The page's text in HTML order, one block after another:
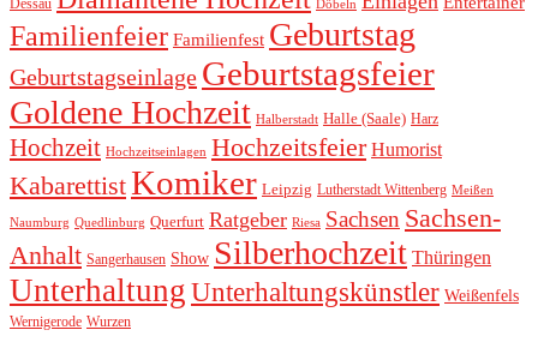
Dessau
Döbeln
Familienfeier Familienfest Geburtstag
Geburtstagseinlage Geburtstagsfeier
Goldene Hochzeit Halberstadt Halle (Saale) Harz
Hochzeit Hochzeitseinlagen Hochzeitsfeier Humorist
KabarettistKomiker Leipzig Lutherstadt Wittenberg Meißen
Naumburg Quedlinburg Querfurt Ratgeber Riesa Sachsen Sachsen-
Anhalt Sangerhausen Show Silberhochzeit Thüringen
Unterhaltung Unterhaltungskünstler Weißenfels
Wernigerode Wurzen